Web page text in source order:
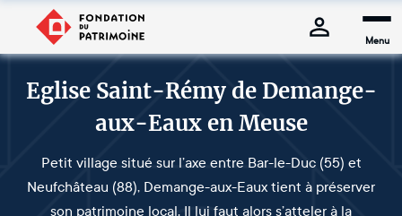
Menu
Eglise Saint-Rémy de Demange-
aux-Eaux en Meuse
Petit village situé sur l’axe entre Bar-le-Duc (55) et
Neufchâteau (88), Demange-aux-Eaux tient à préserver
son patrimoine local. Il lui faut alors s’atteler à la